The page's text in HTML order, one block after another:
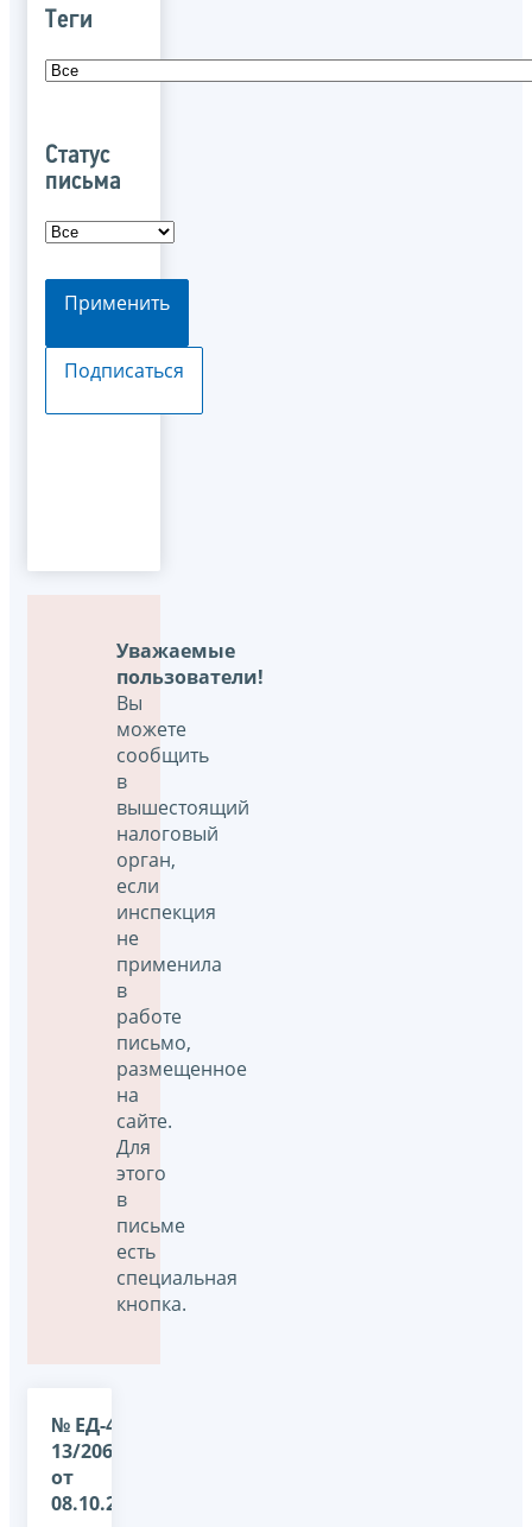
Теги
Статус
письма
Применить
Подписаться
Уважаемые
пользователи!
Вы
можете
сообщить
в
вышестоящий
налоговый
орган,
если
инспекция
не
применила
в
работе
письмо,
размещенное
на
сайте.
Для
этого
в
письме
есть
специальная
кнопка.
№ ЕД-4-
13/20615@
от
08.10.2014